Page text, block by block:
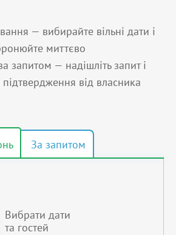
— вибирайте вільні дати і
миттєво
запитом — надішліть запит і
від власника
Вибрати дати
та гостей